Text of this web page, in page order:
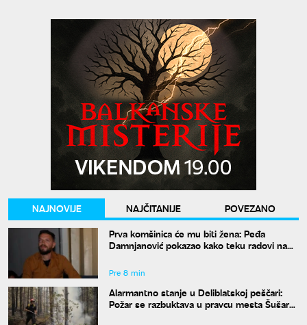
NAJNOVIJE NAJČITANIJE
POVEZANO
Prva komšinica će mu biti žena: Peđa
Damnjanović pokazao kako teku radovi na
suprugom
Pre 8 min
Alarmantno stanje u Deliblatskoj peščari:
Požar se razbuktava u pravcu mesta Šušara,